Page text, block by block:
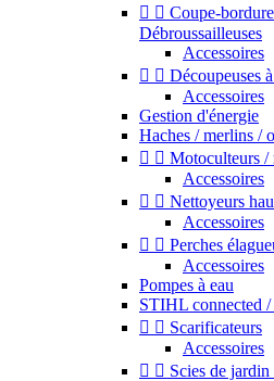
  Coupe-
Débroussailleuses
Accessoires
  Découpeuses
Accessoires
Gestion d'énergie
Haches / merlins /
  Motoculteurs /
Accessoires
  Nettoyeurs
Accessoires
  Perches
Accessoires
Pompes à eau
STIHL connected /
  Scarificateurs
Accessoires
  Scies de jardin